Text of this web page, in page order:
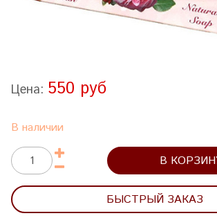
Цена: 550 руб
В наличии
В
БЫСТРЫЙ ЗАКАЗ